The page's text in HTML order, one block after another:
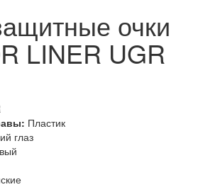
очки
LINER UGR
Пластик
глаз